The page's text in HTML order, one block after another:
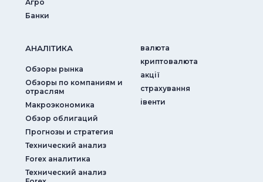
Агро
Банки
АНАЛIТИКА
Обзоры рынка
Обзоры по компаниям и
отраслям
Макроэкономика
Обзор облигаций
Прогнозы и стратегия
Технический анализ
Forex аналитика
Технический анализ
валюта
криптовалюта
акції
страхування
iвенти